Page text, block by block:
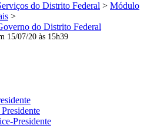
do Distrito Federal > Módulo
>
15/07/20 às 15h39
Presidente